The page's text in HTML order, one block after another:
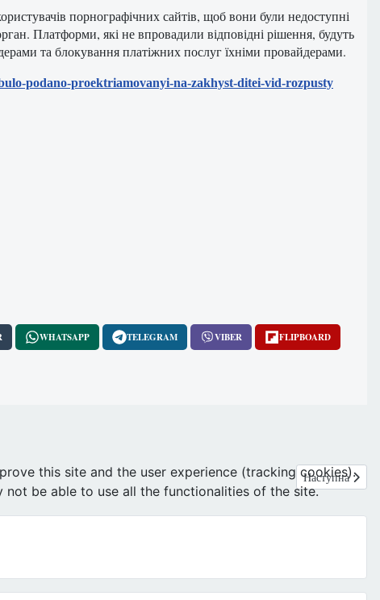
порнографічних сайтів, щоб вони були недоступні
Платформи, які не впровадили відповідні рішення, будуть
та блокування платіжних послуг їхніми провайдерами.
podano-proektriamovanyi-na-zakhyst-ditei-vid-rozpusty
WHATSAPP TELEGRAM VIBER FLIPBOARD
Наступна
Наступна
this site and the user experience (tracking cookies).
be able to use all the functionalities of the site.